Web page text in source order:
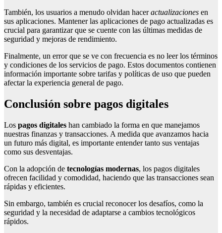
También, los usuarios a menudo olvidan haceractualizaciones en
sus aplicaciones. Mantener las aplicaciones de pago actualizadas es
crucial para garantizar que se cuente con las últimas medidas de
seguridad y mejoras de rendimiento.
Finalmente, un error que se ve con frecuencia es no leer los términos
y condiciones de los servicios de pago. Estos documentos contienen
información importante sobre tarifas y políticas de uso que pueden
afectar la experiencia general de pago.
Conclusión sobre pagos digitales
Los pagos digitales han cambiado la forma en que manejamos
nuestras finanzas y transacciones. A medida que avanzamos hacia
un futuro más digital, es importante entender tanto sus ventajas
como sus desventajas.
Con la adopción de tecnologías modernas, los pagos digitales
ofrecen facilidad y comodidad, haciendo que las transacciones sean
rápidas y eficientes.
Sin embargo, también es crucial reconocer los desafíos, como la
seguridad y la necesidad de adaptarse a cambios tecnológicos
rápidos.